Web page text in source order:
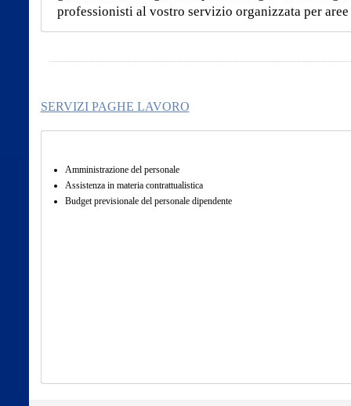
professionisti al vostro servizio organizzata per
SERVIZI PAGHE LAVORO
Amministrazione del personale
Assistenza in materia contrattualistica
Budget previsionale del personale dipendente